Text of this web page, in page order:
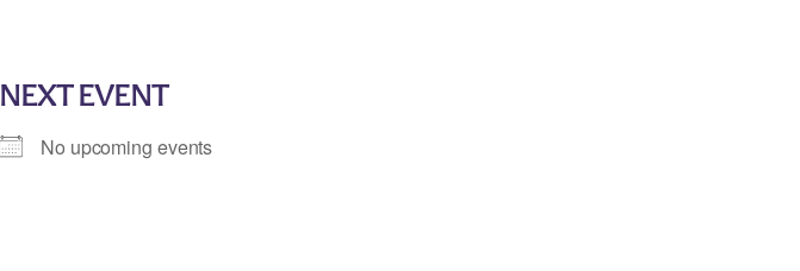
NEXT EVENT
No upcoming events